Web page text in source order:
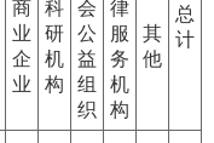
总
计
商
业
企
业
科
研
机
构
会
公
益
组
织
律
服
务
机
构
其
他